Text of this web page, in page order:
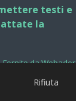
Rifiuta
testi e
la
Fornito daWebador